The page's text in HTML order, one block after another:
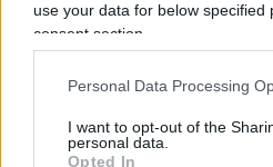
use your data for below specified
consent section.
Personal Data Processing
I want to opt-out of the
personal data.
Opted In
Una delle novità più
spettacolare fuga dal
Sebastian Marset,
Bolivia è fuggito poco